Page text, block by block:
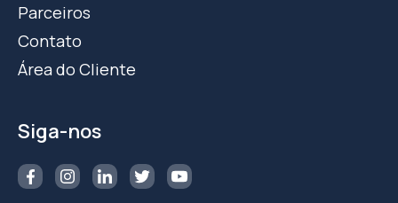
Parceiros
Contato
Área do Cliente
Siga-nos